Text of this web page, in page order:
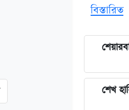
বিস্তারিত
শেখ